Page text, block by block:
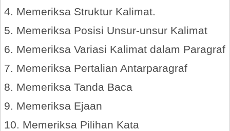
4. Memeriksa Struktur Kalimat.
5. Memeriksa Posisi Unsur-unsur Kalimat
6. Memeriksa Variasi Kalimat dalam Paragraf
7. Memeriksa Pertalian Antarparagraf
8. Memeriksa Tanda Baca
9. Memeriksa Ejaan
10. Memeriksa Pilihan Kata